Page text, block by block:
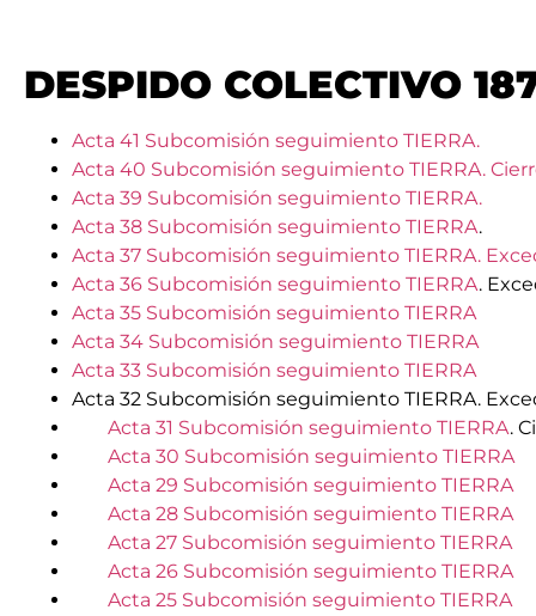
DESPIDO COLECTIVO
Acta 41 Subcomisión seguimiento TIERRA.
Acta 40 Subcomisión seguimiento TIERRA.
Acta 39 Subcomisión seguimiento TIERRA.
Acta 38 Subcomisión seguimiento TIERRA.
Acta 37 Subcomisión seguimiento TIERRA.
Acta 36 Subcomisión seguimiento TIERRA.
Acta 35 Subcomisión seguimiento TIERRA
Acta 34 Subcomisión seguimiento TIERRA
Acta 33 Subcomisión seguimiento TIERRA
Acta 32 Subcomisión seguimiento TIERRA.
Acta 31 Subcomisión seguimiento TIERRA.
Acta 30 Subcomisión seguimiento TIERRA
Acta 29 Subcomisión seguimiento TIERRA
Acta 28 Subcomisión seguimiento TIERRA
Acta 27 Subcomisión seguimiento TIERRA
Acta 26 Subcomisión seguimiento TIERRA
Acta 25 Subcomisión seguimiento TIERRA